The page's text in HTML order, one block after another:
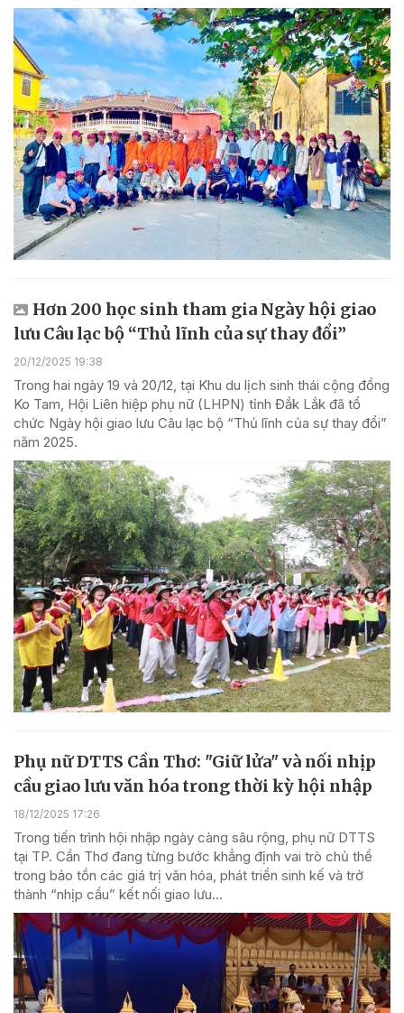
Hơn 200 học sinh tham gia Ngày hội giao
lưu Câu lạc bộ “Thủ lĩnh của sự thay đổi”
20/12/2025 19:38
Trong hai ngày 19 và 20/12, tại Khu du lịch sinh thái cộng đồng
Ko Tam, Hội Liên hiệp phụ nữ (LHPN) tỉnh Đắk Lắk đã tổ
chức Ngày hội giao lưu Câu lạc bộ “Thủ lĩnh của sự thay đổi”
năm 2025.
Phụ nữ DTTS Cần Thơ: "Giữ lửa" và nối nhịp
cầu giao lưu văn hóa trong thời kỳ hội nhập
18/12/2025 17:26
Trong tiến trình hội nhập ngày càng sâu rộng, phụ nữ DTTS
tại TP. Cần Thơ đang từng bước khẳng định vai trò chủ thể
trong bảo tồn các giá trị văn hóa, phát triển sinh kế và trở
thành “nhịp cầu” kết nối giao lưu...